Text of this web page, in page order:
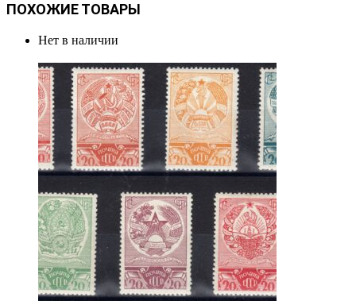
ПОХОЖИЕ ТОВАРЫ
Нет в наличии